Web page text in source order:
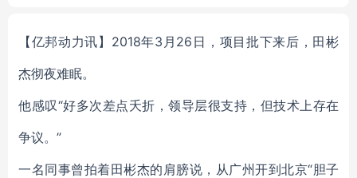
【亿邦动力讯】2018年3月26日，项目批下来后，田彬
杰彻夜难眠。
他感叹“好多次差点夭折，领导层很支持，但技术上存在
争议。”
一名同事曾拍着田彬杰的肩膀说，从广州开到北京“胆子